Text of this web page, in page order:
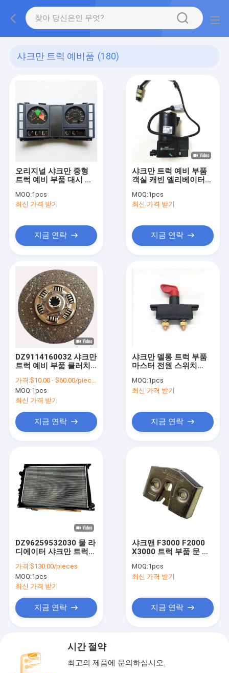
샤크만 트럭 예비품 (180)
오리지널 샤크만 중형
트럭 예비 부품 대시 보
기 패널 조립
MOQ:1pcs
최신 가격 받기
지금 연락
샤크만 트럭 예비 부품
객실 캐빈 엘리베이터
프 모터 조립
MOQ:1pcs
최신 가격 받기
지금 연락
DZ9114160032 샤크만
트럭 예비 부품 클러치
DZ93189160312
DZ1560160012
가격:$10.00 - $60.00/pieces
MOQ:1pcs
최신 가격 받기
지금 연락
샤크만 델롱 트럭 부품
마스터 전원 스위치
리 스위치
120x125x32mm
MOQ:1pcs
최신 가격 받기
지금 연락
DZ96259532030 물 라
디에이터 샤크만 트럭
액세서리
가격:$130.00/pieces
MOQ:1pcs
최신 가격 받기
지금 연락
샤크맨 F3000 F2000
X3000 트럭 부품 문 잠
교체
MOQ:1pcs
최신 가격 받기
지금 연락
시간 절약
최고의 제품에 문의하십시오.